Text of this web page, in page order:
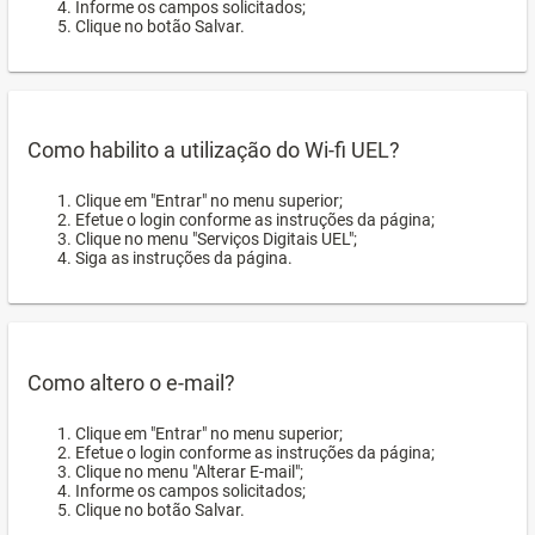
Informe os campos solicitados;
Clique no botão Salvar.
Como habilito a utilização do Wi-fi UEL?
Clique em "Entrar" no menu superior;
Efetue o login conforme as instruções da página;
Clique no menu "Serviços Digitais UEL";
Siga as instruções da página.
Como altero o e-mail?
Clique em "Entrar" no menu superior;
Efetue o login conforme as instruções da página;
Clique no menu "Alterar E-mail";
Informe os campos solicitados;
Clique no botão Salvar.